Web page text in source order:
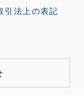
引法上の表記